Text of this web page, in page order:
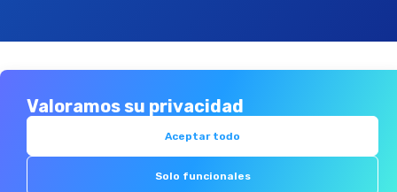
Valoramos su privacidad
Aceptar todo
Solo funcionales